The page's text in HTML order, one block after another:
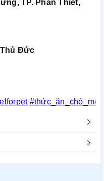
TP. Phan Thiết,
Đức
#thức_ăn_chó_mèo